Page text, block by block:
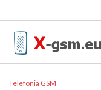
Telefonia GSM